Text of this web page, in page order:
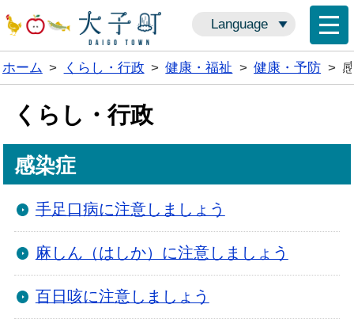
Language
ホーム > くらし・行政 > 健康・福祉 > 健康・予防 >
くらし・行政
感染症
手足口病に注意しましょう
麻しん（はしか）に注意しましょう
百日咳に注意しましょう